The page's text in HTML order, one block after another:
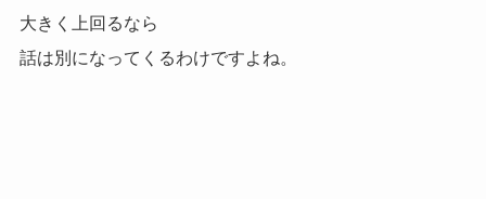
大きく上回るなら
話は別になってくるわけですよね。